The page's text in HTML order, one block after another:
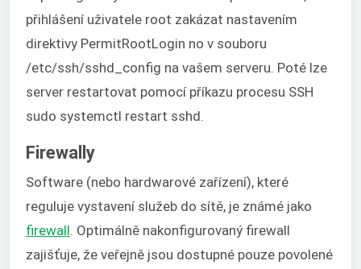
přihlášení uživatele root zakázat nastavením
direktivy PermitRootLogin no v souboru
/etc/ssh/sshd_config na vašem serveru. Poté lze
server restartovat pomocí příkazu procesu SSH
sudo systemctl restart sshd.
Firewally
Software (nebo hardwarové zařízení), které
reguluje vystavení služeb do sítě, je známé jako
firewall. Optimálně nakonfigurovaný firewall
zajišťuje, že veřejně jsou dostupné pouze povolené